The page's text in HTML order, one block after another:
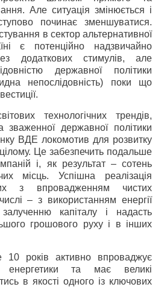
Але ситуація змінюється і
починає зменшуватися.
в сектор альтернативної
є потенційно надзвичайно
додаткових стимулів, але
державної політики
непослідовність) поки що
технологічних трендів,
зваженної державної політики
ВДЕ локомотив для розвитку
Це забезпечить подальше
і, як результат – сотень
місць. Успішна реалізація
з впровадженням чистих
– з використанням енергії
капіталу і надасть
грошового руху і в інших
10 років активно впроваджує
енергетики та має великі
в якості одного із ключових